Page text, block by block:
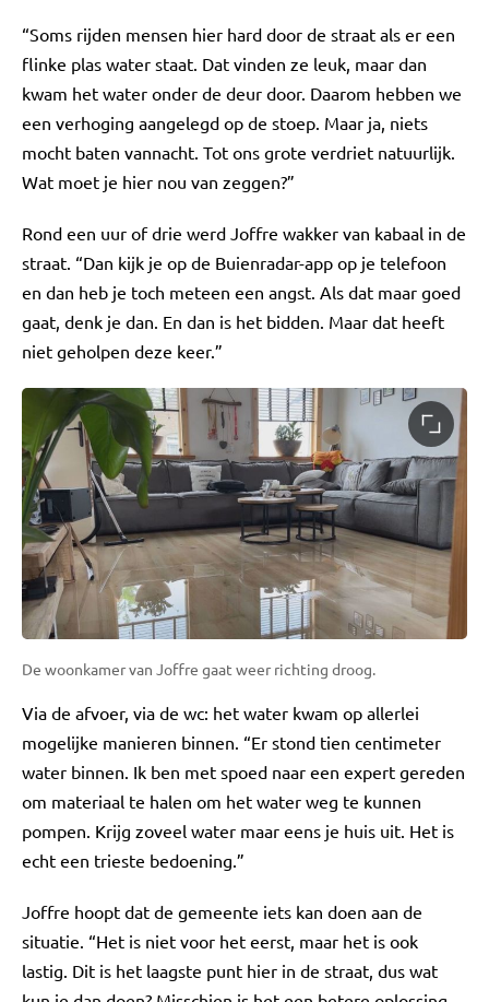
“Soms rijden mensen hier hard door de straat als er een
flinke plas water staat. Dat vinden ze leuk, maar dan
kwam het water onder de deur door. Daarom hebben we
een verhoging aangelegd op de stoep. Maar ja, niets
mocht baten vannacht. Tot ons grote verdriet natuurlijk.
Wat moet je hier nou van zeggen?”
Rond een uur of drie werd Joffre wakker van kabaal in de
straat. “Dan kijk je op de Buienradar-app op je telefoon
en dan heb je toch meteen een angst. Als dat maar goed
gaat, denk je dan. En dan is het bidden. Maar dat heeft
niet geholpen deze keer.”
De woonkamer van Joffre gaat weer richting droog.
Via de afvoer, via de wc: het water kwam op allerlei
mogelijke manieren binnen. “Er stond tien centimeter
water binnen. Ik ben met spoed naar een expert gereden
om materiaal te halen om het water weg te kunnen
pompen. Krijg zoveel water maar eens je huis uit. Het is
echt een trieste bedoening.”
Joffre hoopt dat de gemeente iets kan doen aan de
situatie. “Het is niet voor het eerst, maar het is ook
lastig. Dit is het laagste punt hier in de straat, dus wat